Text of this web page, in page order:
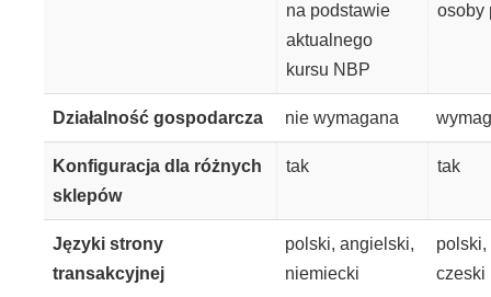
na podstawie
aktualnego
kursu NBP
osoby
Działalność gospodarcza nie wymagana
Konfiguracja dla różnych
sklepów
tak tak
Języki strony
transakcyjnej
polski, angielski,
niemiecki
czeski